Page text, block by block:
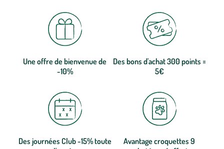
Une offre de bienvenue de
-10%
Des bons d'achat 300 points =
5€
Des journées Club -15% toute
Avantage croquettes 9